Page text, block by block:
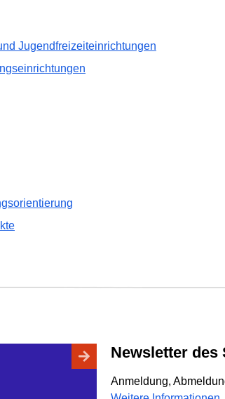
Jugendfreizeiteinrichtungen
Newsletter
Anmeldung,